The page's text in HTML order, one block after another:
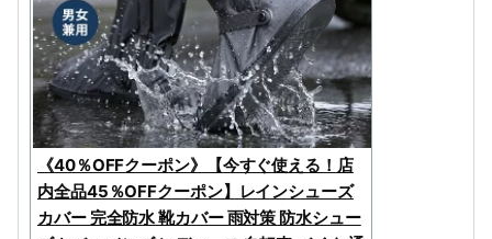
《40％OFFクーポン》【今すぐ使える！店
内全品45％OFFクーポン】レインシューズ
カバー 完全防水 靴カバー 雨対策 防水シュー